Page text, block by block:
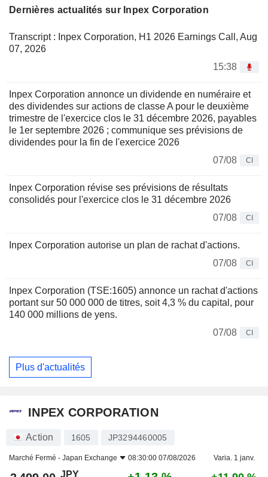
Dernières actualités sur Inpex Corporation
Transcript : Inpex Corporation, H1 2026 Earnings Call, Aug
07, 2026
15:38
Inpex Corporation annonce un dividende en numéraire et
des dividendes sur actions de classe A pour le deuxième
trimestre de l'exercice clos le 31 décembre 2026, payables
le 1er septembre 2026 ; communique ses prévisions de
dividendes pour la fin de l'exercice 2026
07/08
CI
Inpex Corporation révise ses prévisions de résultats
consolidés pour l'exercice clos le 31 décembre 2026
07/08
CI
Inpex Corporation autorise un plan de rachat d'actions.
07/08
CI
Inpex Corporation (TSE:1605) annonce un rachat d'actions
portant sur 50 000 000 de titres, soit 4,3 % du capital, pour
140 000 millions de yens.
07/08
CI
Plus d'actualités
INPEX CORPORATION
Action 1605 JP3294460005
Marché Fermé - Japan Exchange 08:30:00 07/08/2026 Varia. 1 janv.
JPY